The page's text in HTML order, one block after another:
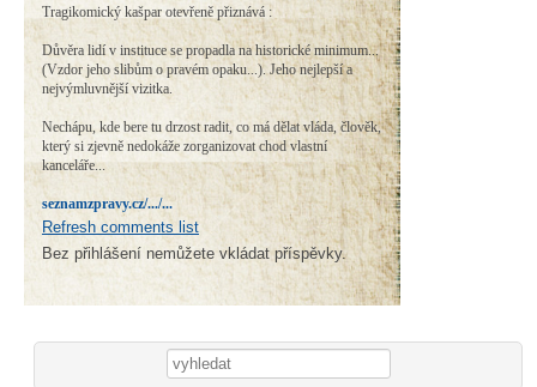
Tragikomický kašpar otevřeně přiznává :
Důvěra lidí v instituce se propadla na historické minimum...
(Vzdor jeho slibům o pravém opaku...). Jeho nejlepší a
nejvýmluvnější vizitka.
Nechápu, kde bere tu drzost radit, co má dělat vláda, člověk,
který si zjevně nedokáže zorganizovat chod vlastní
kanceláře...
seznamzpravy.cz/.../...
Refresh comments list
Bez přihlášení nemůžete vkládat příspěvky.
Vyhledávání